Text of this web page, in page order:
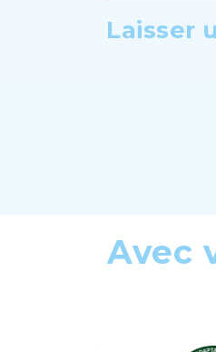
Laisser
Avec